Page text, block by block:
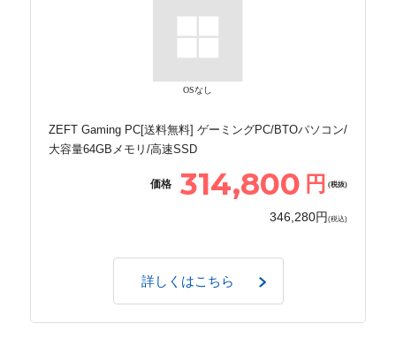
OSなし
ZEFT Gaming PC[送料無料] ゲーミングPC/BTOパソコン/
大容量64GBメモリ/高速SSD
価格 314,800 円 (税抜)
346,280円 (税込)
詳しくはこちら